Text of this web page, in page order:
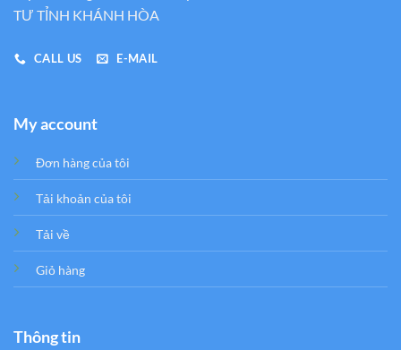
TƯ TỈNH KHÁNH HÒA
CALL US E-MAIL
My account
Đơn hàng của tôi
Tải khoản của tôi
Tải về
Giỏ hàng
Thông tin